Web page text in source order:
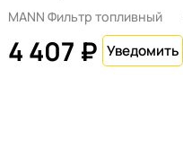
MANN Фильтр топливный
4 407 ₽